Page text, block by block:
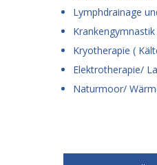
Lymphdrainage
Kryotherapie (
Elektrotherapie/
Naturmoor/